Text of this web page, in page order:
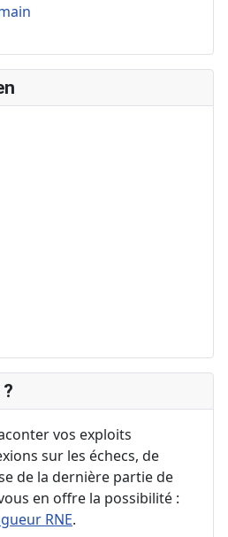
vos exploits
sur les échecs, de
de la dernière partie de
en offre la possibilité :
RNE.